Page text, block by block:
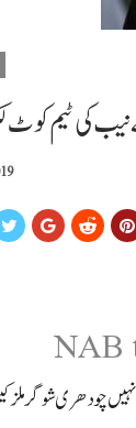
کی ٹیم کوٹ
NAB
چودھری شوگر ملز